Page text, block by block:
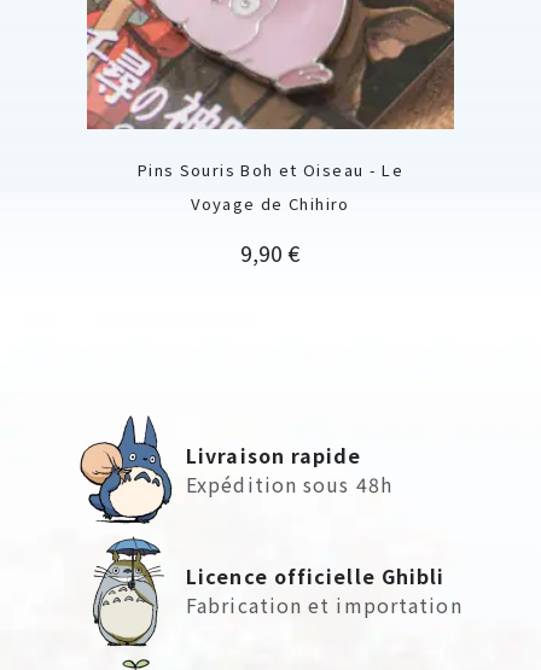
Pins Souris Boh et Oiseau - Le
Voyage de Chihiro
Prix
9,90 €
Livraison rapide
Expédition sous 48h
Licence officielle Ghibli
Fabrication et importation